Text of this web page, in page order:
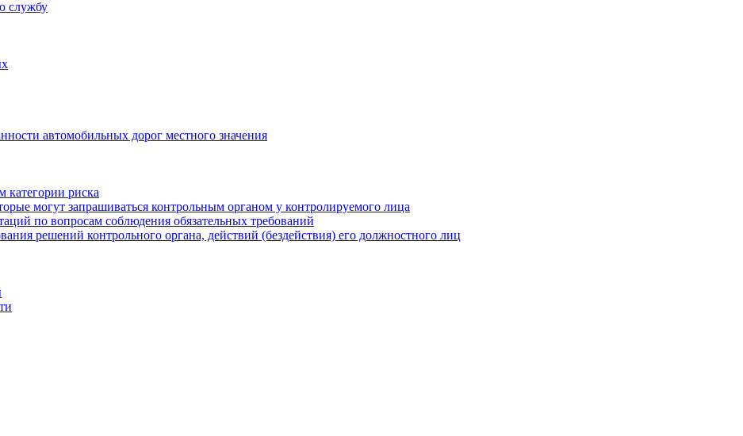
службу
автомобильных дорог местного значения
категории риска
могут запрашиваться контрольным органом у контролируемого лица
по вопросам соблюдения обязательных требований
решений контрольного органа, действий (бездействия) его должностного лиц